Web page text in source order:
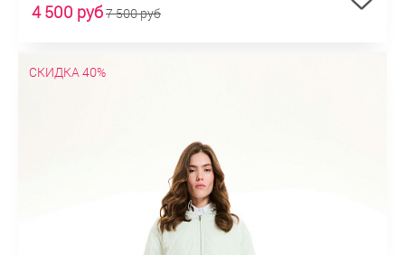
4 500 руб7 500 руб
СКИДКА 40%